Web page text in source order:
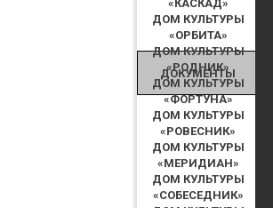
«КАСКАД»
ДОМ КУЛЬТУРЫ
«ОРБИТА»
ДОМ КУЛЬТУРЫ
«РОДНИК»
ДОМ КУЛЬТУРЫ
«ФОРТУНА»
ДОМ КУЛЬТУРЫ
«РОВЕСНИК»
ДОМ КУЛЬТУРЫ
«МЕРИДИАН»
ДОМ КУЛЬТУРЫ
«СОБЕСЕДНИК»
ДОКУМЕНТЫ